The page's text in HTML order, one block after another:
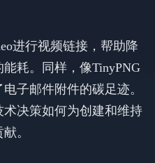
进行视频链接，帮助降
耗。同样，像TinyPNG
子邮件附件的碳足迹。
决策如何为创建和维持
。